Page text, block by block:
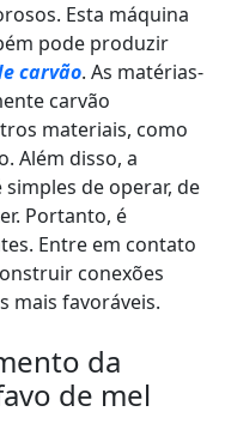
Esta máquina
pode produzir
carvão. As matérias-
carvão
materiais, como
Além disso, a
de operar, de
Portanto, é
Entre em contato
conexões
mais favoráveis.
da
de mel